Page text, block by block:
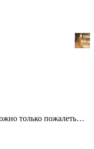
только пожалеть…